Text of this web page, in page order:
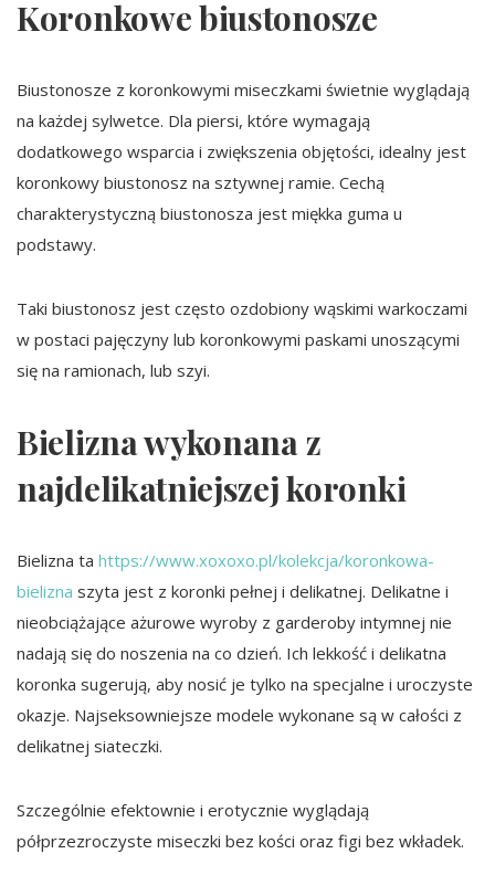
Koronkowe biustonosze
Biustonosze z koronkowymi miseczkami świetnie wyglądają
na każdej sylwetce. Dla piersi, które wymagają
dodatkowego wsparcia i zwiększenia objętości, idealny jest
koronkowy biustonosz na sztywnej ramie. Cechą
charakterystyczną biustonosza jest miękka guma u
podstawy.
Taki biustonosz jest często ozdobiony wąskimi warkoczami
w postaci pajęczyny lub koronkowymi paskami unoszącymi
się na ramionach, lub szyi.
Bielizna wykonana z
najdelikatniejszej koronki
Bielizna ta https://www.xoxoxo.pl/kolekcja/koronkowa-
bielizna szyta jest z koronki pełnej i delikatnej. Delikatne i
nieobciążające ażurowe wyroby z garderoby intymnej nie
nadają się do noszenia na co dzień. Ich lekkość i delikatna
koronka sugerują, aby nosić je tylko na specjalne i uroczyste
okazje. Najseksowniejsze modele wykonane są w całości z
delikatnej siateczki.
Szczególnie efektownie i erotycznie wyglądają
półprzezroczyste miseczki bez kości oraz figi bez wkładek.